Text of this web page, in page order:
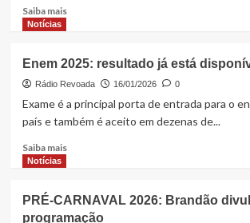
mais
dos
votos.
Confira
parcial
Saiba maisRead
Ivete
no
comando,
Vem
Mar
neste
Notícias
Enem 2025: resultado já está
Rádio Revoada 16/01/2026 0
Exame é a principal porta de entrada para o
país e também é aceito em dezenas de...
Saiba maisRead
2025:
Notícias
PRÉ-CARNAVAL 2026: Brandão
programação